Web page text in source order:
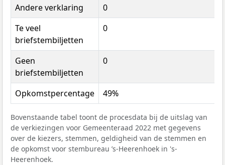
Andere verklaring
0
Te veel
briefstembiljetten
0
Geen
briefstembiljetten
0
Opkomstpercentage 49%
Bovenstaande tabel toont de procesdata bij de uitslag van
de verkiezingen voor Gemeenteraad 2022 met gegevens
over de kiezers, stemmen, geldigheid van de stemmen en
de opkomst voor stembureau ’s-Heerenhoek in 's-
Heerenhoek.